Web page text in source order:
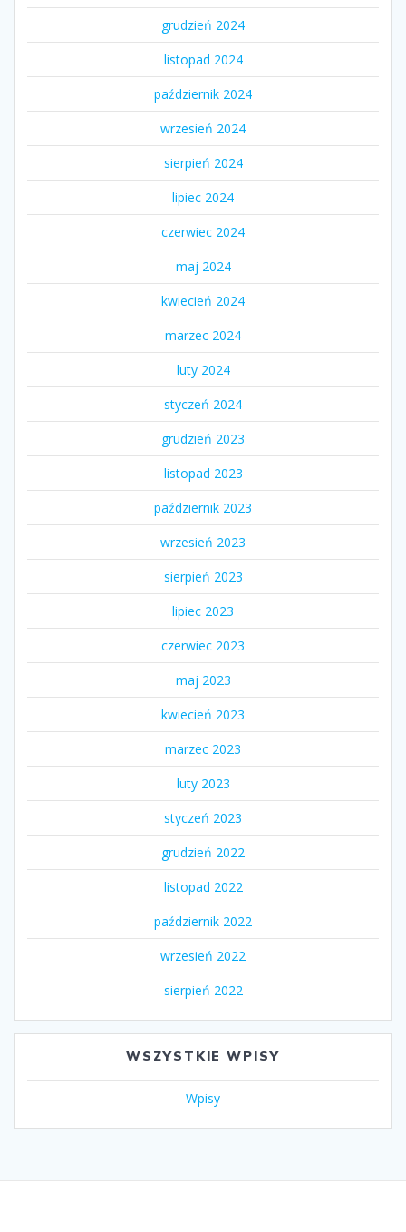
grudzień 2024
listopad 2024
październik 2024
wrzesień 2024
sierpień 2024
lipiec 2024
czerwiec 2024
maj 2024
kwiecień 2024
marzec 2024
luty 2024
styczeń 2024
grudzień 2023
listopad 2023
październik 2023
wrzesień 2023
sierpień 2023
lipiec 2023
czerwiec 2023
maj 2023
kwiecień 2023
marzec 2023
luty 2023
styczeń 2023
grudzień 2022
listopad 2022
październik 2022
wrzesień 2022
sierpień 2022
WSZYSTKIE WPISY
Wpisy